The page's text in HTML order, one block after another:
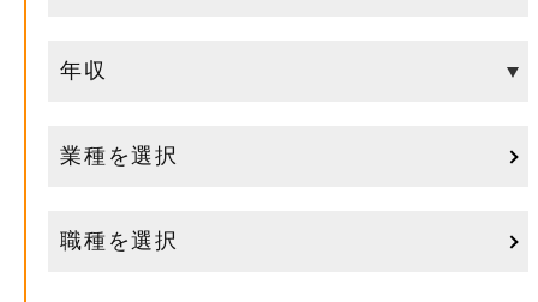
業種を選択
職種を選択